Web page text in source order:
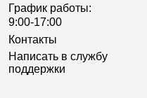
График работы:
9:00-17:00
Контакты
Написать в службу
поддержки